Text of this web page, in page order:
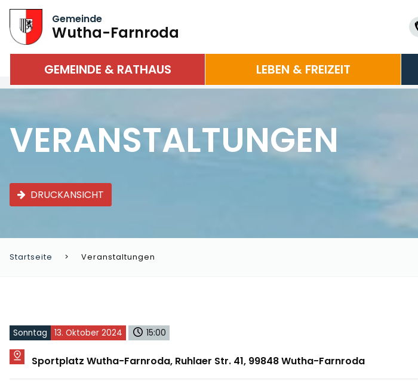
Gemeinde
Wutha-Farnroda
GEMEINDE & RATHAUS LEBEN & FREIZEIT
VERANSTALTUNGEN
DRUCKANSICHT
Startseite Veranstaltungen
Sonntag 13. Oktober 2024 15:00
Sportplatz Wutha-Farnroda, Ruhlaer Str. 41, 99848 Wutha-Farnroda